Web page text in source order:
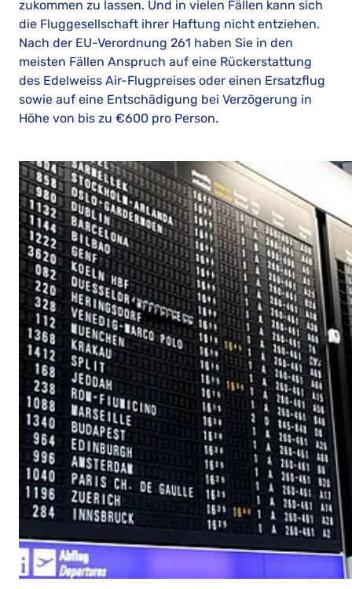
zukommen zu lassen. Und in vielen Fällen kann sich
die Fluggesellschaft ihrer Haftung nicht entziehen.
Nach der EU-Verordnung 261 haben Sie in den
meisten Fällen Anspruch auf eine Rückerstattung
des Edelweiss Air-Flugpreises oder einen Ersatzflug
sowie auf eine Entschädigung bei Verzögerung in
Höhe von bis zu €600 pro Person.